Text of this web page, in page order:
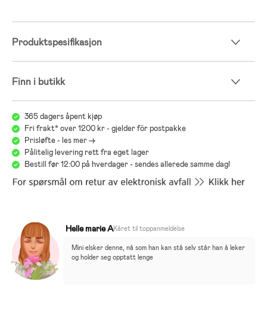
Produktspesifikasjon
Finn i butikk
365 dagers åpent kjøp
Fri frakt* over 1200 kr - gjelder för postpakke
Prisløfte - les mer ->
Pålitelig levering rett fra eget lager
Bestill før 12:00 på hverdager - sendes allerede samme dag!
Helle marie AKåret til toppanmeldelse
Mini elsker denne, nå som han kan stå selv står han å leker
og holder seg opptatt lenge